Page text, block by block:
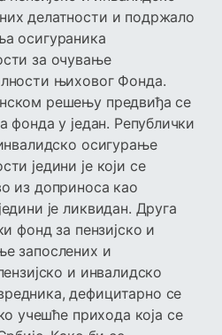
делатности и подржало
осигураника
за очување
њиховог Фонда.
решењу предвиђа се
фонда у један. Републички
осигурање
једини је који се
из доприноса као
је ликвидан. Друга
фонд за пензијско и
запослених и
и инвалидско
дефицитарно се
учешће прихода која се